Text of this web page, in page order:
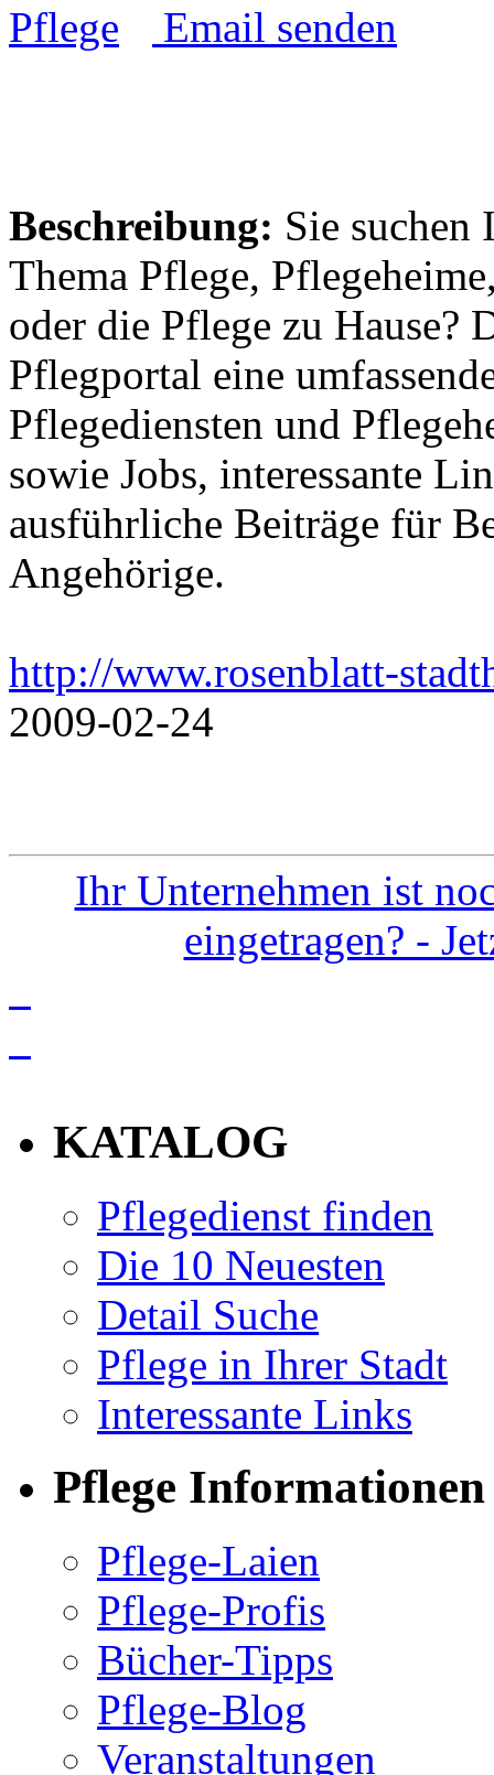
Email senden
Beschreibung: Sie suchen
Thema Pflege,
oder die Pflege zu Hause?
Pflegportal eine
Pflegediensten und
sowie Jobs, interessante
ausführliche Beiträge für
Angehörige.
http://www.rosenblatt-
2009-02-24
Ihr Unternehmen ist
eingetragen? -
KATALOG
Pflegedienst finden
Die 10 Neuesten
Detail Suche
Pflege in Ihrer Stadt
Interessante Links
Pflege Informationen
Pflege-Laien
Pflege-Profis
Bücher-Tipps
Pflege-Blog
Veranstaltungen